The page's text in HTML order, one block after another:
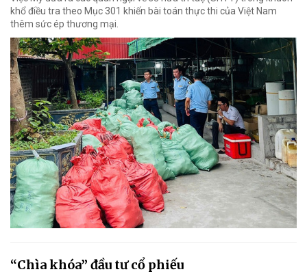
khổ điều tra theo Mục 301 khiến bài toán thực thi của Việt Nam
thêm sức ép thương mại.
“Chìa khóa” đầu tư cổ phiếu